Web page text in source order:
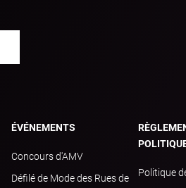
ÉVÉNEMENTS
Concours d'AMV
Défilé de Mode des Rues de
Politique